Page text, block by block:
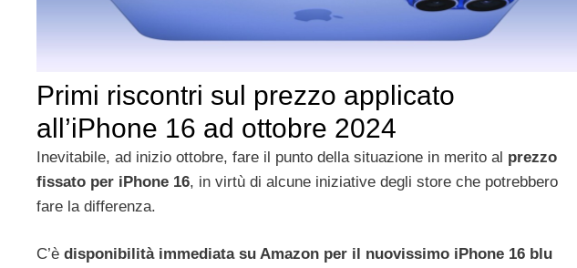
Primi riscontri sul prezzo applicato
all’iPhone 16 ad ottobre 2024
Inevitabile, ad inizio ottobre, fare il punto della situazione in merito al prezzo
fissato per iPhone 16, in virtù di alcune iniziative degli store che potrebbero
fare la differenza.
C’è disponibilità immediata su Amazon per il nuovissimo iPhone 16 blu